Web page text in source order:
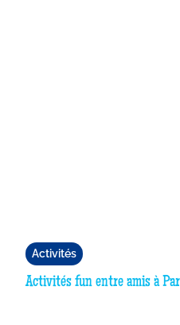
Activités
Activités fun entre amis à